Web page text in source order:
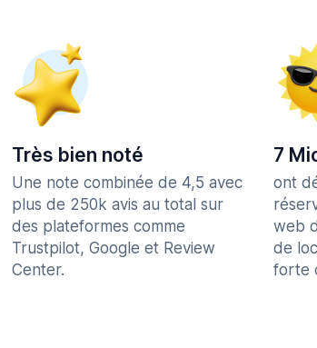
Très bien noté
Une note combinée de 4,5 avec
plus de 250k avis au total sur
des plateformes comme
Trustpilot, Google et Review
Center.
7
ont
web
de
forte